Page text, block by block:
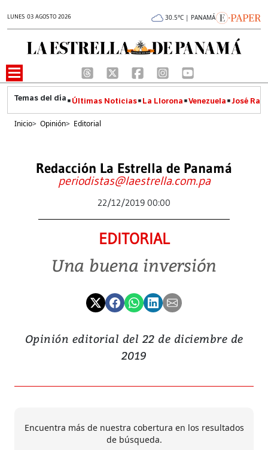
LUNES 03 AGOSTO 2026 30.5°C | PANAMÁ
Últimas Noticias La Llorona Venezuela José
Inicio> Opinión> Editorial
Redacción La Estrella de Panamá
periodistas@laestrella.com.pa
22/12/2019 00:00
EDITORIAL
Una buena inversión
Opinión editorial del 22 de diciembre de
2019
Encuentra más de nuestra cobertura en los resultados
de búsqueda.